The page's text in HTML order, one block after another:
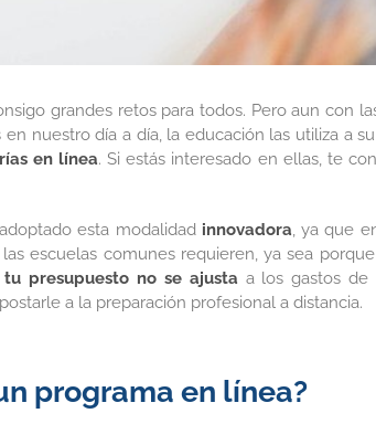
grandes retos para todos. Pero aun con
nuestro día a día, la educación las utiliza a
en línea. Si estás interesado en ellas, te
esta modalidad innovadora, ya que
escuelas comunes requieren, ya sea porque
presupuesto no se ajusta a los gastos de
a la preparación profesional a distancia.
programa en línea?